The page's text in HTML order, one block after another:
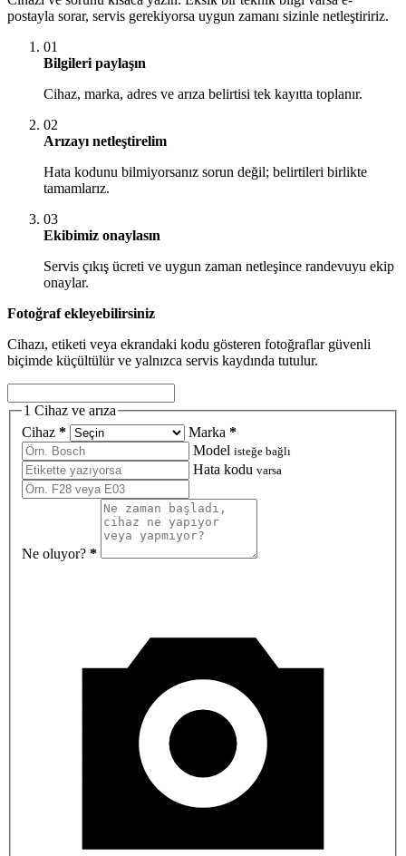
postayla sorar, servis gerekiyorsa uygun zamanı sizinle netleştiririz.
01
Bilgileri paylaşın
Cihaz, marka, adres ve arıza belirtisi tek kayıtta toplanır.
02
Arızayı netleştirelim
Hata kodunu bilmiyorsanız sorun değil; belirtileri birlikte
tamamlarız.
03
Ekibimiz onaylasın
Servis çıkış ücreti ve uygun zaman netleşince randevuyu ekip
onaylar.
Fotoğraf ekleyebilirsiniz
Cihazı, etiketi veya ekrandaki kodu gösteren fotoğraflar güvenli
biçimde küçültülür ve yalnızca servis kaydında tutulur.
1 Cihaz ve arıza
Cihaz * Marka *
Model isteğe bağlı
Hata kodu varsa
Ne oluyor? *